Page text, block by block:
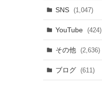
SNS (1,047)
YouTube (424)
その他 (2,636)
ブログ (611)